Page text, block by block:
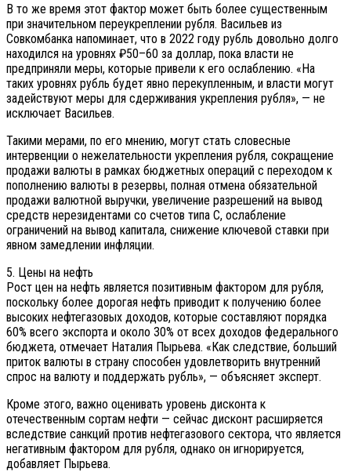
В то же время этот фактор может быть более существенным
при значительном переукреплении рубля. Васильев из
Совкомбанка напоминает, что в 2022 году рубль довольно долго
находился на уровнях ₽50–60 за доллар, пока власти не
предприняли меры, которые привели к его ослаблению. «На
таких уровнях рубль будет явно перекупленным, и власти могут
задействуют меры для сдерживания укрепления рубля», — не
исключает Васильев.
Такими мерами, по его мнению, могут стать словесные
интервенции о нежелательности укрепления рубля, сокращение
продажи валюты в рамках бюджетных операций с переходом к
пополнению валюты в резервы, полная отмена обязательной
продажи валютной выручки, увеличение разрешений на вывод
средств нерезидентами со счетов типа С, ослабление
ограничений на вывод капитала, снижение ключевой ставки при
явном замедлении инфляции.
5. Цены на нефть
Рост цен на нефть является позитивным фактором для рубля,
поскольку более дорогая нефть приводит к получению более
высоких нефтегазовых доходов, которые составляют порядка
60% всего экспорта и около 30% от всех доходов федерального
бюджета, отмечает Наталия Пырьева. «Как следствие, больший
приток валюты в страну способен удовлетворить внутренний
спрос на валюту и поддержать рубль», — объясняет эксперт.
Кроме этого, важно оценивать уровень дисконта к
отечественным сортам нефти — сейчас дисконт расширяется
вследствие санкций против нефтегазового сектора, что является
негативным фактором для рубля, однако он игнорируется,
добавляет Пырьева.